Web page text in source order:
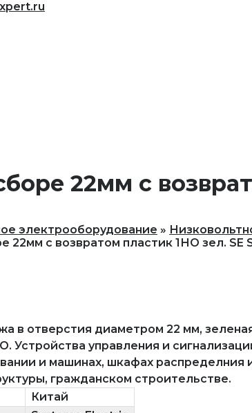
22мм с
электрооборудование
22мм с возвратом пластик 1НО зел. SE
в отверстия диаметром 22 мм,
Устройства управления и
и машинах, шкафах распределния
гражданском строительстве.
Китай